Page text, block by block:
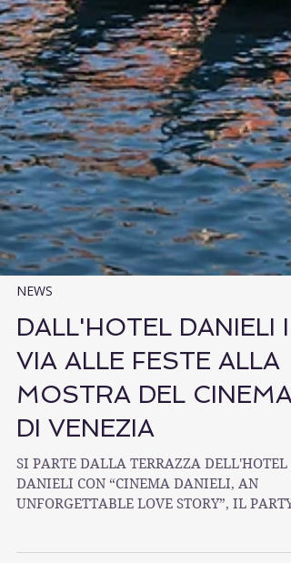
NEWS
DALL'HOTEL DANIELI IL
VIA ALLE FESTE ALLA
MOSTRA DEL CINEMA
DI VENEZIA
SI PARTE DALLA TERRAZZA DELL'HOTEL
UNFORGETTABLE LOVE STORY”, IL PARTY